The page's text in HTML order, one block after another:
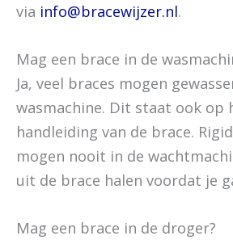
via info@bracewijzer.nl.
Mag een brace in de
Ja, veel braces mogen
wasmachine. Dit staat ook op
handleiding van de brace.
mogen nooit in de
uit de brace halen voordat je
Mag een brace in de droger?